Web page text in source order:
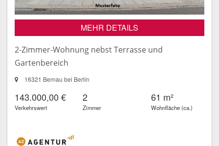
MEHR DETAILS
2-Zimmer-Wohnung nebst Terrasse und
Gartenbereich
16321 Bernau bei Berlin
143.000,00 €
Verkehrswert
2
Zimmer
61 m²
Wohnfläche (ca.)